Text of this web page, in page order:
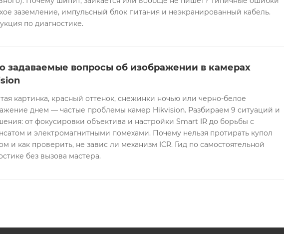
заземление, импульсный блок питания и неэкранированный кабель.
по диагностике.
задаваемые вопросы об изображении в камерах
картинка, красный оттенок, снежинки ночью или черно-белое
днем — частые проблемы камер Hikvision. Разбираем 9 ситуаций и
от фокусировки объектива и настройки Smart IR до борьбы с
и электромагнитными помехами. Почему нельзя протирать купол
и как проверить, не завис ли механизм ICR. Гид по самостоятельной
без вызова мастера.